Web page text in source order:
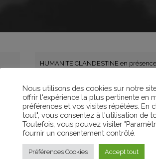
HUMANITE CLANDESTINE en
Documentaire, France, 2018
En décembre 2018, le Maroc
coprésidera le onzième sommet du
Nous utilisons des cookies sur notre
offrir l'expérience la plus pertinente en
préférences et vos visites répétées. En
tout", vous consentez à l'utilisation de
Toutefois, vous pouvez visiter
fournir un consentement contrôlé.
Préférences Cookies Accept tout